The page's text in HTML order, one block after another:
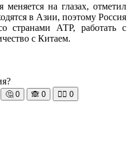
меняется на глазах, отметил
в Азии, поэтому Россия
странами АТР, работать с
с Китаем.
🤔 0 🙈 0 🧘‍♀️ 0